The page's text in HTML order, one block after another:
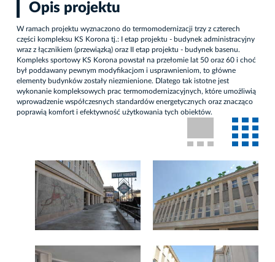
Opis projektu
W ramach projektu wyznaczono do termomodernizacji trzy z czterech
części kompleksu KS Korona tj.: I etap projektu - budynek administracyjny
wraz z łącznikiem (przewiązką) oraz II etap projektu - budynek basenu.
Kompleks sportowy KS Korona powstał na przełomie lat 50 oraz 60 i choć
był poddawany pewnym modyfikacjom i usprawnieniom, to główne
elementy budynków zostały niezmienione. Dlatego tak istotne jest
wykonanie kompleksowych prac termomodernizacyjnych, które umożliwią
wprowadzenie współczesnych standardów energetycznych oraz znacząco
poprawią komfort i efektywność użytkowania tych obiektów.